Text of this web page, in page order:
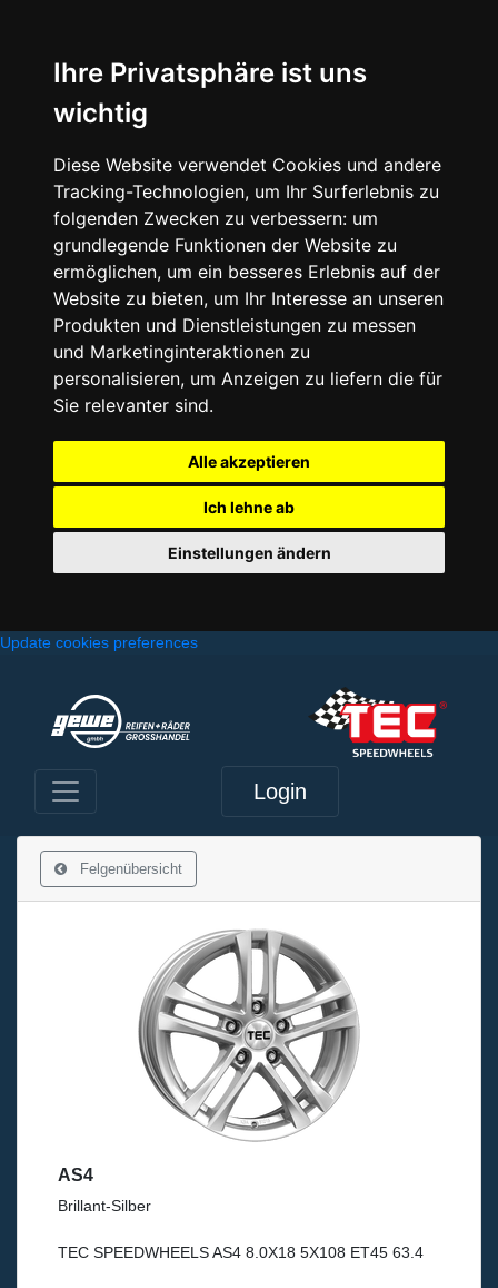
Ihre Privatsphäre ist uns
wichtig
Diese Website verwendet Cookies und andere
Tracking-Technologien, um Ihr Surferlebnis zu
folgenden Zwecken zu verbessern: um
grundlegende Funktionen der Website zu
ermöglichen, um ein besseres Erlebnis auf der
Website zu bieten, um Ihr Interesse an unseren
Produkten und Dienstleistungen zu messen
und Marketinginteraktionen zu
personalisieren, um Anzeigen zu liefern die für
Sie relevanter sind.
Alle akzeptieren
Ich lehne ab
Einstellungen ändern
Update cookies preferences
Login
Felgenübersicht
AS4
Brillant-Silber
TEC SPEEDWHEELS AS4 8.0X18 5X108 ET45 63.4